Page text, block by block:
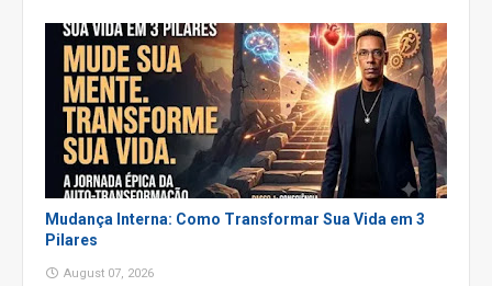
Mudança Interna: Como Transformar Sua Vida em 3
Pilares
August 07, 2026